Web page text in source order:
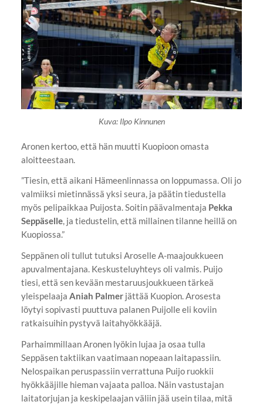
Kuva: Ilpo Kinnunen
Aronen kertoo, että hän muutti Kuopioon omasta
aloitteestaan.
”Tiesin, että aikani Hämeenlinnassa on loppumassa. Oli jo
valmiiksi mietinnässä yksi seura, ja päätin tiedustella
myös pelipaikkaa Puijosta. Soitin päävalmentaja Pekka
Seppäselle, ja tiedustelin, että millainen tilanne heillä on
Kuopiossa.”
Seppänen oli tullut tutuksi Aroselle A-maajoukkueen
apuvalmentajana. Keskusteluyhteys oli valmis. Puijo
tiesi, että sen kevään mestaruusjoukkueen tärkeä
yleispelaaja Aniah Palmerjättää Kuopion. Arosesta
löytyi sopivasti puuttuva palanen Puijolle eli koviin
ratkaisuihin pystyvä laitahyökkääjä.
Parhaimmillaan Aronen lyökin lujaa ja osaa tulla
Seppäsen taktiikan vaatimaan nopeaan laitapassiin.
Nelospaikan peruspassiin verrattuna Puijo ruokkii
hyökkääjille hieman vajaata palloa. Näin vastustajan
laitatorjujan ja keskipelaajan väliin jää usein tilaa, mitä